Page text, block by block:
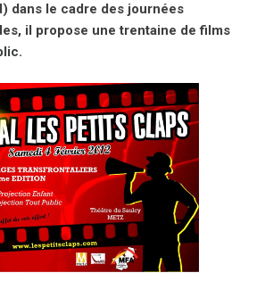
dans le cadre des journées
il propose une trentaine de films